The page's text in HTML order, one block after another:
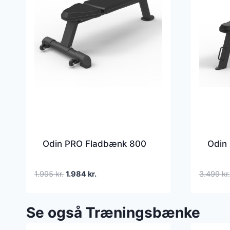
Odin PRO Fladbænk 800
1.995kr. Den
var:
1.995 kr..
1.984kr.Den
er:
1.984 kr..
Odin
3.499kr.
Se også Træningsbænke